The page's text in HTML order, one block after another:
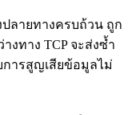
ลายทางครบถ้วน ถูก
ทาง TCP จะส่งซ้ำ
ารสูญเสียข้อมูลไม่